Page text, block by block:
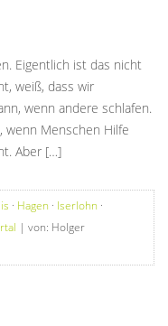
Eigentlich ist das nicht
weiß, dass wir
wenn andere schlafen.
wenn Menschen Hilfe
Aber […]
· Hagen · Iserlohn ·
| von: Holger